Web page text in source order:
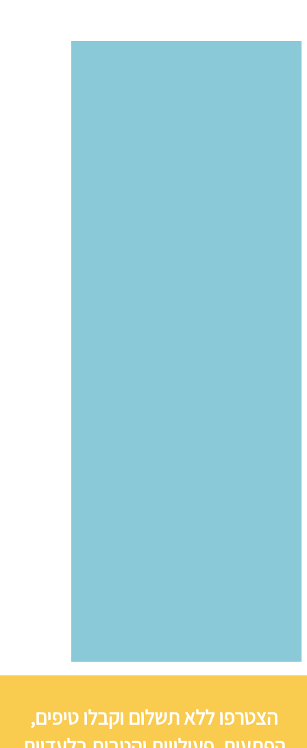
הצטרפו ללא תשלום וקבלו טיפים,